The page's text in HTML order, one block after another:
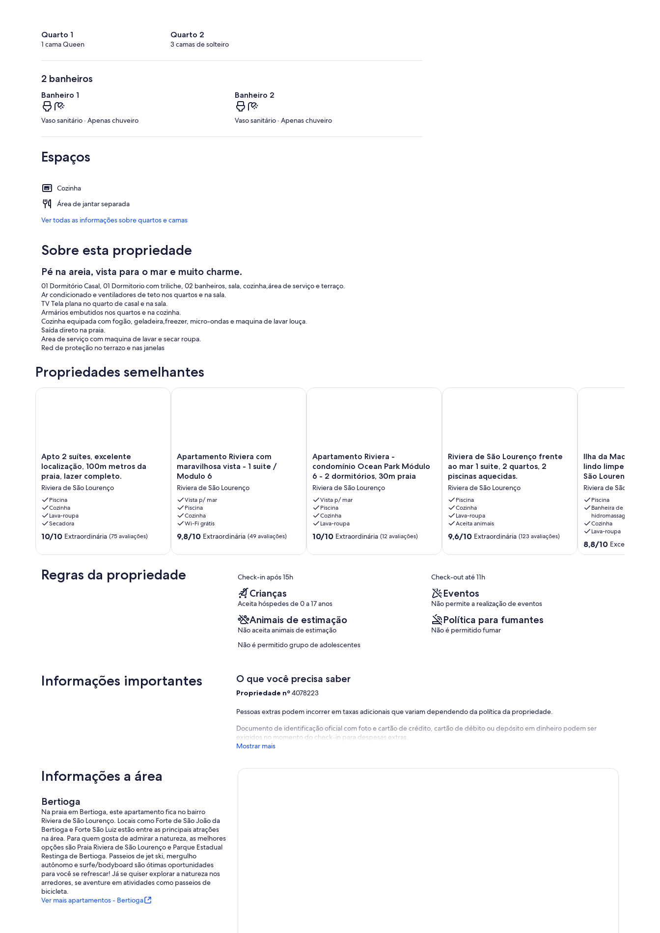
Quarto 1
1 cama Queen
Quarto 2
3 camas de solteiro
2 banheiros
Banheiro 1
Vaso sanitário · Apenas chuveiro
Banheiro 2
Vaso sanitário · Apenas chuveiro
Espaços
Cozinha
Área de jantar separada
Ver todas as informações sobre quartos e camas
Sobre esta propriedade
Pé na areia, vista para o mar e muito charme.
01 Dormitório Casal, 01 Dormitorio com triliche, 02 banheiros, sala, cozinha,área de serviço e terraço.
Ar condicionado e ventiladores de teto nos quartos e na sala.
TV Tela plana no quarto de casal e na sala.
Armários embutidos nos quartos e na cozinha.
Cozinha equipada com fogão, geladeira,freezer, micro-ondas e maquina de lavar louça.
Saída direto na praia.
Area de serviço com maquina de lavar e secar roupa.
Red de proteção no terrazo e nas janelas
Propriedades semelhantes
Apto
2
suítes,
excelente
localização,
100m
metros
da
praia,
lazer
Riviera
São
Lourenço
Apto 2 suítes, excelente
localização, 100m metros da
praia, lazer completo.
Riviera de São Lourenço
Piscina
Cozinha
Lava-roupa
Secadora
10.0
10,
(75
avaliações)
10/10 Extraordinária (75 avaliações)
Apto 2 suítes, excelente localização, 100m metros da praia, lazer completo.
Apartamento
Riviera
com
vista
-
1
suite
/
Modulo
Riviera
São
Lourenço
Apartamento Riviera com
maravilhosa vista - 1 suite /
Modulo 6
Riviera de São Lourenço
Vista p/ mar
Piscina
Cozinha
Wi-Fi grátis
9.8
10,
(49
avaliações)
9,8/10 Extraordinária (49 avaliações)
Apartamento Riviera com maravilhosa vista - 1 suite / Modulo 6
Apartamento
Riviera
-
Ocean
Park
Módulo
6
-
2
30m
Apartamento Riviera -
condomínio Ocean Park Módulo
6 - 2 dormitórios, 30m praia
Riviera de São Lourenço
Vista p/ mar
Piscina
Cozinha
Lava-roupa
10.0
10,
10/10 Extraordinária (12 avaliações)
Apartamento Riviera - condomínio Ocean Park Módulo 6 - 2 dormitórios, 30m praia
Riviera
de
São
Lourenço
frente
ao
mar
1
suite,
2
2
Riviera
de
São
Lourenço
Riviera de São Lourenço frente
ao mar 1 suite, 2 quartos, 2
piscinas aquecidas.
Riviera de São Lourenço
Piscina
Cozinha
Lava-roupa
Aceita animais
9.6
10,
avaliações)
9,6/10 Extraordinária (123 avaliações)
Riviera de São Lourenço frente ao mar 1 suite, 2 quartos, 2
Ilha
da
Madeira
apto
lindo
limpeza
diária.Riviera
de
São
Lourenço
Riviera
Ilha da Madeira
lindo limpeza diária.Riviera de
São Lourenço
Riviera de São Lourenço
Piscina
Banheira de
hidromassagem
Cozinha
Lava-roupa
8.8
de
8,8/10 Excelente
Ilha da Madeira
Regras da propriedade Check-in após 15h Check-out até 11h
Crianças
Aceita hóspedes de 0 a 17 anos
Eventos
Não permite a realização de eventos
Animais de estimação
Não aceita animais de estimação
Política para fumantes
Não é permitido fumar
Não é permitido grupo de adolescentes
Informações importantes O que você precisa saber
Propriedade nº4078223
Pessoas extras podem incorrer em taxas adicionais que variam dependendo da política da propriedade.
Documento de identificação oficial com foto e cartão de crédito, cartão de débito ou depósito em dinheiro podem ser
exigidos no momento do check-in para despesas extras.
Mostrar mais
Informações a área
Bertioga
Na praia em Bertioga, este apartamento fica no bairro
Riviera de São Lourenço. Locais como Forte de São João da
Bertioga e Forte São Luiz estão entre as principais atrações
na área. Para quem gosta de admirar a natureza, as melhores
opções são Praia Riviera de São Lourenço e Parque Estadual
Restinga de Bertioga. Passeios de jet ski, mergulho
autônomo e surfe/bodyboard são ótimas oportunidades
para você se refrescar! Já se quiser explorar a natureza nos
arredores, se aventure em atividades como passeios de
bicicleta.
Ver mais apartamentos - Bertioga